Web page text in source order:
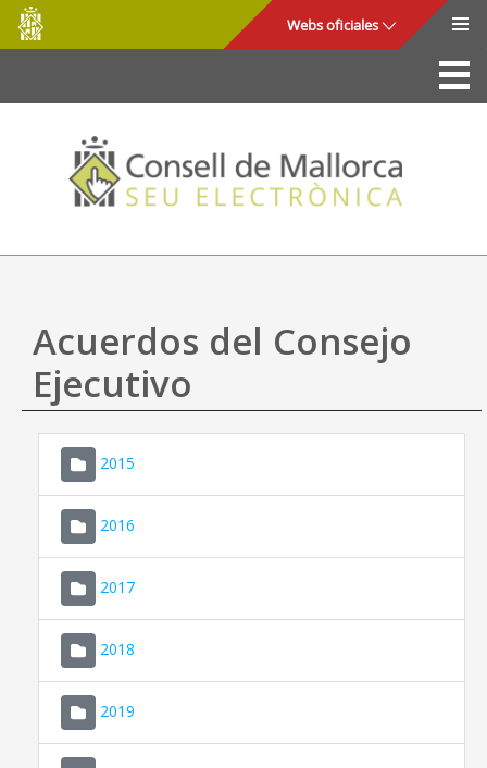
Saltar al contenido principal
Consell
de
Mallorca
Webs oficiales
La Sede
Consejo de Mallorca
Acceso y seguridad
Utilidades
Mapa web
Ayuda
Acuerdos del Consejo
Ejecutivo
2015
2016
2017
2018
2019